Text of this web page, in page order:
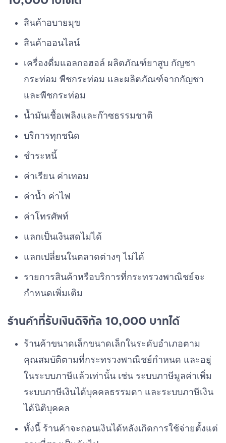
สินค้าอบายมุข
สินค้าออนไลน์
เครื่องดื่มแอลกอฮอล์ ผลิตภัณฑ์ยาสูบ กัญชา
กระท่อม พืชกระท่อม และผลิตภัณฑ์จากกัญชา
และพืชกระท่อม
น้ำมันเชื้อเพลิงและก๊าซธรรมชาติ
บริการทุกชนิด
ชำระหนี้
ค่าเรียน ค่าเทอม
ค่าน้ำ ค่าไฟ
ค่าโทรศัพท์
แลกเป็นเงินสดไม่ได้
แลกเปลี่ยนในตลาดต่างๆ ไม่ได้
รายการสินค้าหรือบริการที่กระทรวงพาณิชย์จะ
กำหนดเพิ่มเติม
ร้านค้าที่รับเงินดิจิทัล 10,000 บาทได้
ร้านค้าขนาดเล็กขนาดเล็กในระดับอำเภอตาม
คุณสมบัติตามที่กระทรวงพาณิชย์กำหนด และอยู่
ในระบบภาษีแล้วเท่านั้น เช่น ระบบภาษีมูลค่าเพิ่ม
ระบบภาษีเงินได้บุคคลธรรมดา และระบบภาษีเงิน
ได้นิติบุคคล
ทั้งนี้ ร้านค้าจะถอนเงินได้หลังเกิดการใช้จ่ายตั้งแต่